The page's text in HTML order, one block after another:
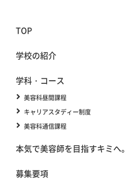
TOP
学校の紹介
学科・コース
美容科昼間課程
キャリアスタディー制度
美容科通信課程
本気で美容師を目指すキミへ。
募集要項